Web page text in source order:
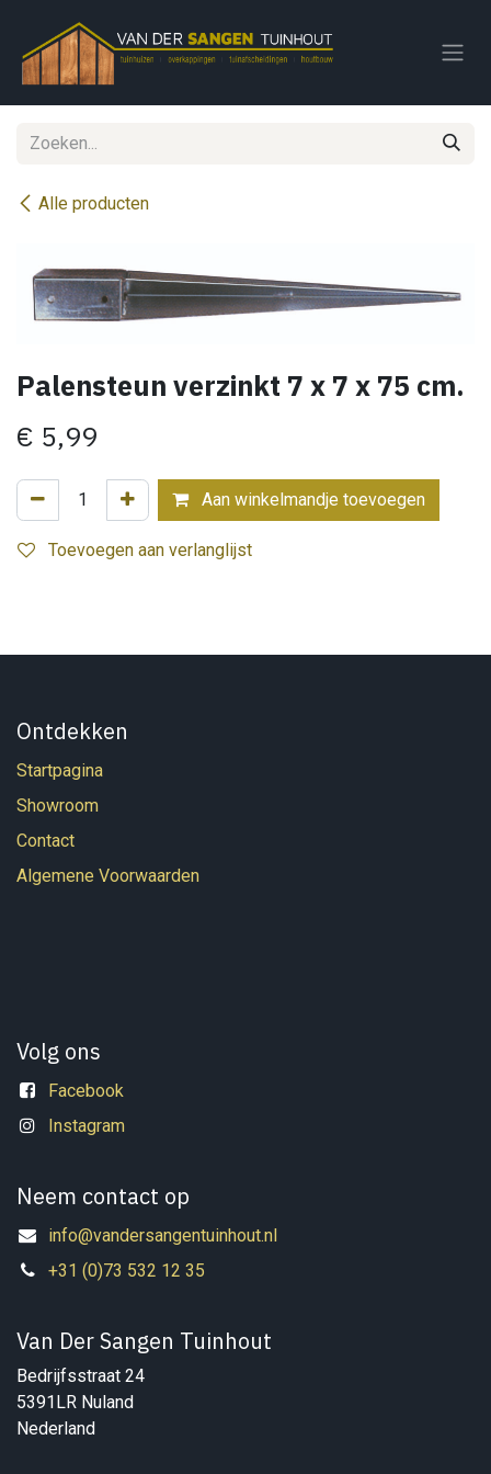
Alle producten
Palensteun verzinkt 7 x 7 x 75 cm.
€ 5,99
Aan winkelmandje toevoegen
Toevoegen aan verlanglijst
Ontdekken
Startpagina
Showroom
Contact
Algemene Voorwaarden
Volg ons
Facebook
Instagram
Neem contact op
info@vandersangentuinhout.nl
+31 (0)73 532 12 35
Van Der Sangen Tuinhout
Bedrijfsstraat 24
5391LR Nuland
Nederland